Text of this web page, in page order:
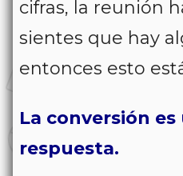
cifras, la reunión
sientes que hay
entonces esto
La conversión
respuesta.